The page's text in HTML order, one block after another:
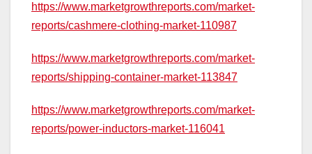
https://www.marketgrowthreports.com/market-
reports/cashmere-clothing-market-110987
https://www.marketgrowthreports.com/market-
reports/shipping-container-market-113847
https://www.marketgrowthreports.com/market-
reports/power-inductors-market-116041